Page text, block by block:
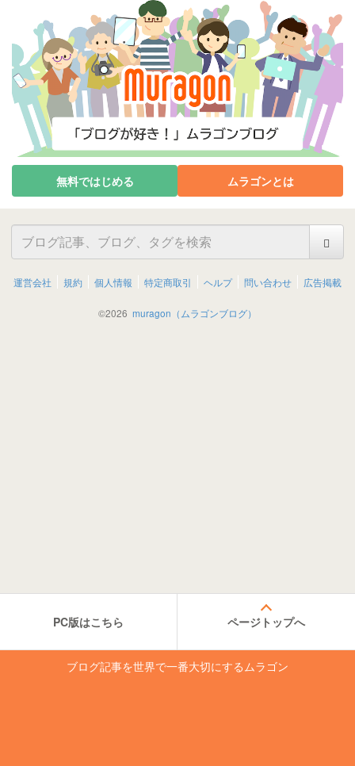
無料ではじめる ムラゴンとは
運営会社 規約 個人情報 特定商取引 ヘルプ 問い合わせ 広告掲載
©2026 muragon（ムラゴンブログ）
PC版はこちら ページトップへ
ブログ記事を世界で一番大切にするムラゴン